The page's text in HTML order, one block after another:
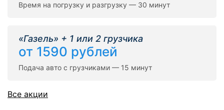
Время на погрузку и разгрузку — 30 минут
«Газель» + 1 или 2 грузчика
от 1590 рублей
Подача авто с грузчиками — 15 минут
Все акции